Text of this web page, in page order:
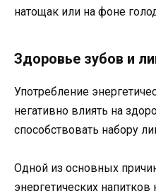
натощак или на фоне
Здоровье зубов и
Употребление
негативно влиять на
способствовать набору
Одной из основных
энергетических напитков